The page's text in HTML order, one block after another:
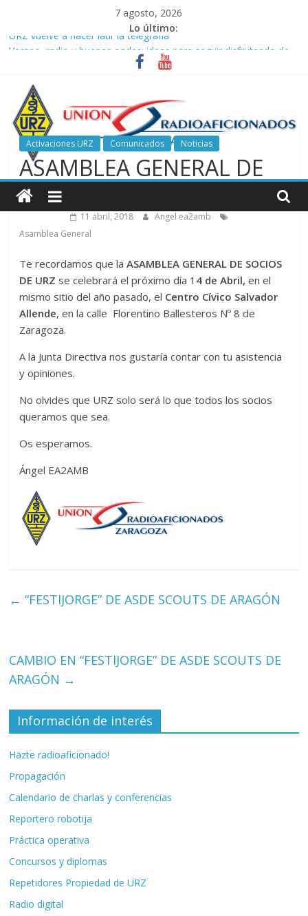
contenido
7 agosto, 2026
Lo último:
URZ vuelve a hacer latir la telegrafía
Verano, radio y buenas ondas: ideas para seguir disfrutando de
Promoción de Verano ICOM en Promodis Telecom
Nueva ubicación de la Jefatura Provincial de Inspección de las
Telecomunicaciones de Zaragoza. Información de interés para
los radioaficionados
La cantera de URZ vuelve a hacerse escuchar en el YOTA
Contest
Unión
de
Radioaficionados
de
Zaragoza
URZ
Activaciones URZ Comunicados Noticias
ASAMBLEA GENERAL DE
11 abril, 2018
Angel ea2amb
Asamblea General
Te recordamos que laASAMBLEA GENERAL DE SOCIOS
DE URZ se celebrará el próximo día 1 4 de Abril,en el
mismo sitio del año pasado, el Centro Cívico Salvador
Allende, en la calle Florentino Ballesteros Nº 8 de
Zaragoza.
A la Junta Directiva nos gustaría contar con tu asistencia
y opiniones.
No olvides que URZ solo será lo que todos los socios
queramos que sea.
Os esperamos.
Ángel EA2AMB
← “FESTIJORGE” DE ASDE SCOUTS DE ARAGÓN
CAMBIO EN “FESTIJORGE” DE ASDE SCOUTS DE
ARAGÓN →
Información de interés
Hazte radioaficionado!
Propagación
Calendario de charlas y conferencias
Reportero robotija
Práctica operativa
Concursos y diplomas
Repetidores Propiedad de URZ
Radio digital